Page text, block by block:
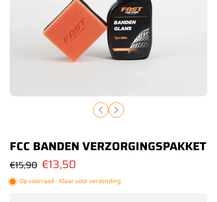
FCC BANDEN VERZORGINGSPAKKET
€15,90 €13,50
Op voorraad - Klaar voor verzending